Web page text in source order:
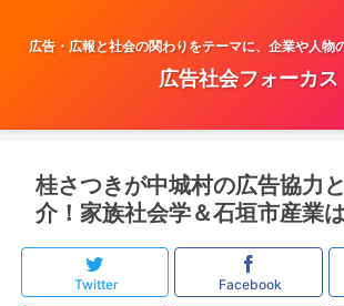
広告・広報と社会の関わりをテーマに、企業や人物
広告社会フォーカス
桂さつきが中城村の広告協力
介！家族社会学＆石垣市産業
Twitter Facebook